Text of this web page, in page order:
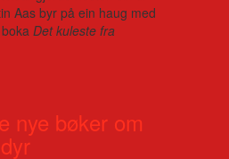
Aas byr på ein haug med
Det kuleste fra
nye bøker om